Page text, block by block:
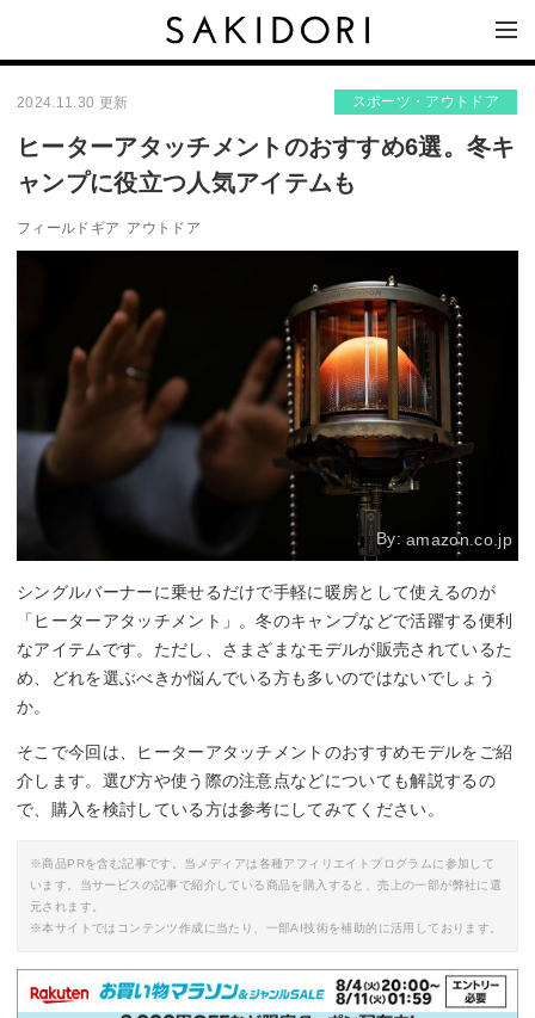
2024.11.30 更新 スポーツ・アウトドア
ヒーターアタッチメントのおすすめ6選。冬キ
ャンプに役立つ人気アイテムも
フィールドギア アウトドア
By:amazon.co.jp
シングルバーナーに乗せるだけで手軽に暖房として使えるのが
「ヒーターアタッチメント」。冬のキャンプなどで活躍する便利
なアイテムです。ただし、さまざまなモデルが販売されているた
め、どれを選ぶべきか悩んでいる方も多いのではないでしょう
か。
そこで今回は、ヒーターアタッチメントのおすすめモデルをご紹
介します。選び方や使う際の注意点などについても解説するの
で、購入を検討している方は参考にしてみてください。
※商品PRを含む記事です。当メディアは各種アフィリエイトプログラムに参加して
います。当サービスの記事で紹介している商品を購入すると、売上の一部が弊社に還
元されます。
※本サイトではコンテンツ作成に当たり、一部AI技術を補助的に活用しております。